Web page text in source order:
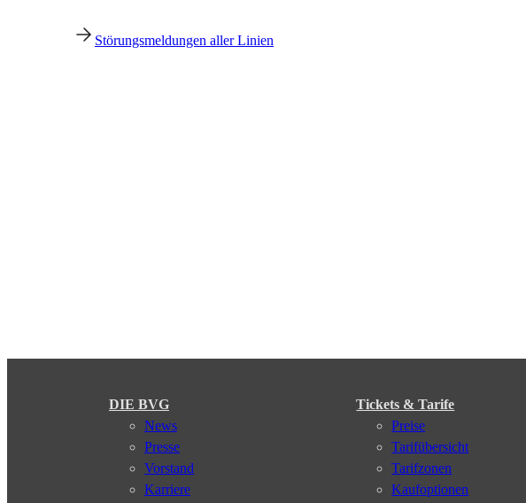
Störungsmeldungen aller Linien
DIE BVG
News
Presse
Vorstand
Karriere
Tickets & Tarife
Preise
Tarifübersicht
Tarifzonen
Kaufoptionen